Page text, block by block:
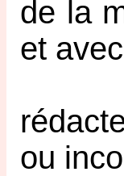
de la
et
ou